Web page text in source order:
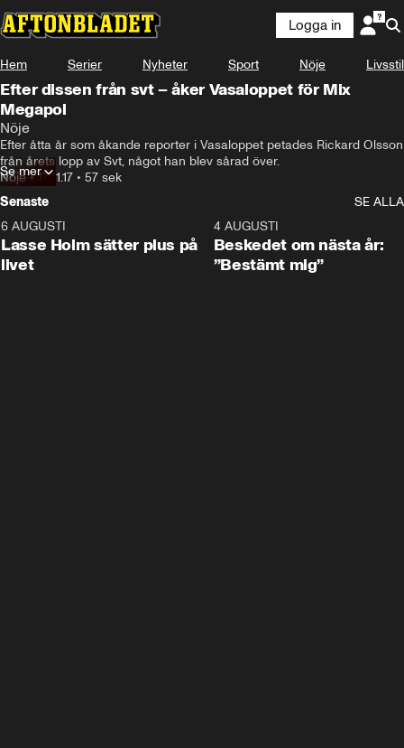
Logga in
Hem Serier Nyheter Sport Nöje Livsstil
Efter dissen från svt – åker Vasaloppet för Mix
Megapol
Nöje
Efter åtta år som åkande reporter i Vasaloppet petades Rickard Olsson
från årets lopp av Svt, något han blev sårad över.
Nöje•17.01.17 • 57 sek
Se mer
Senaste
SE ALLA
6 AUGUSTI
Lasse Holm sätter plus på
livet
4 AUGUSTI
Beskedet om nästa år:
”Bestämt mig”